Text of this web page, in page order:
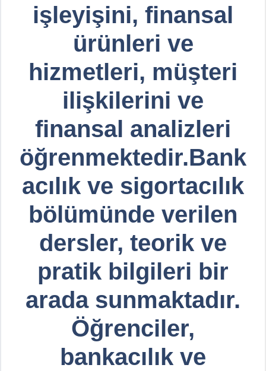
işleyişini, finansal
ürünleri ve
hizmetleri, müşteri
ilişkilerini ve
finansal analizleri
öğrenmektedir.Bank
acılık ve sigortacılık
bölümünde verilen
dersler, teorik ve
pratik bilgileri bir
arada sunmaktadır.
Öğrenciler,
bankacılık ve